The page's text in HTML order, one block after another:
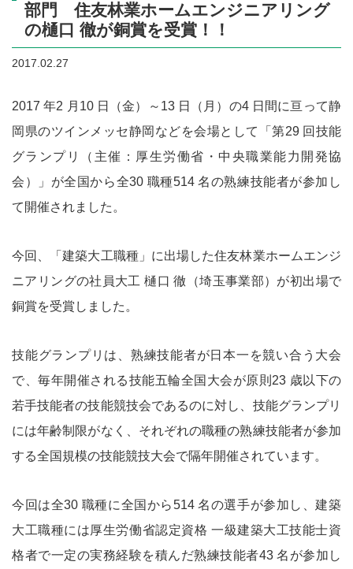
部門 住友林業ホームエンジニアリング
の樋口 徹が銅賞を受賞！！
2017.02.27
2017 年2 月10 日（金）～13 日（月）の4 日間に亘って静
岡県のツインメッセ静岡などを会場として「第29 回技能
グランプリ（主催：厚生労働省・中央職業能力開発協
会）」が全国から全30 職種514 名の熟練技能者が参加し
て開催されました。
今回、「建築大工職種」に出場した住友林業ホームエンジ
ニアリングの社員大工 樋口 徹（埼玉事業部）が初出場で
銅賞を受賞しました。
技能グランプリは、熟練技能者が日本一を競い合う大会
で、毎年開催される技能五輪全国大会が原則23 歳以下の
若手技能者の技能競技会であるのに対し、技能グランプリ
には年齢制限がなく、それぞれの職種の熟練技能者が参加
する全国規模の技能競技大会で隔年開催されています。
今回は全30 職種に全国から514 名の選手が参加し、建築
大工職種には厚生労働省認定資格 一級建築大工技能士資
格者で一定の実務経験を積んだ熟練技能者43 名が参加し